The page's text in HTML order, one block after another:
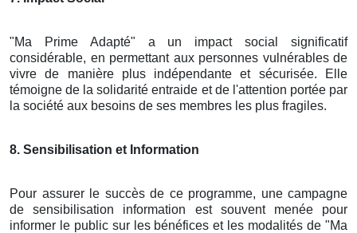
"Ma Prime Adapté" a un impact social significatif
considérable, en permettant aux personnes vulnérables de
vivre de manière plus indépendante et sécurisée. Elle
témoigne de la solidarité entraide et de l'attention portée par
la société aux besoins de ses membres les plus fragiles.
8. Sensibilisation et Information
Pour assurer le succès de ce programme, une campagne
de sensibilisation information est souvent menée pour
informer le public sur les bénéfices et les modalités de "Ma